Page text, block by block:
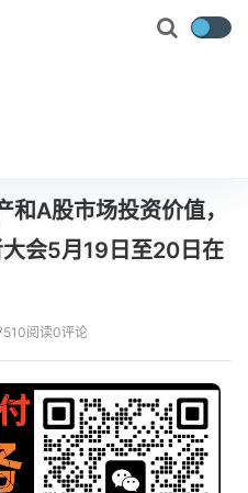
A股市场投资价值，
会5月19日至20日在
510阅读0评论